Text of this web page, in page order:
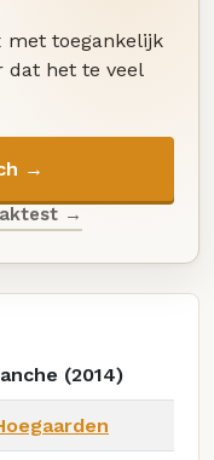
met toegankelijk
dat het te veel
→
→
(2014)